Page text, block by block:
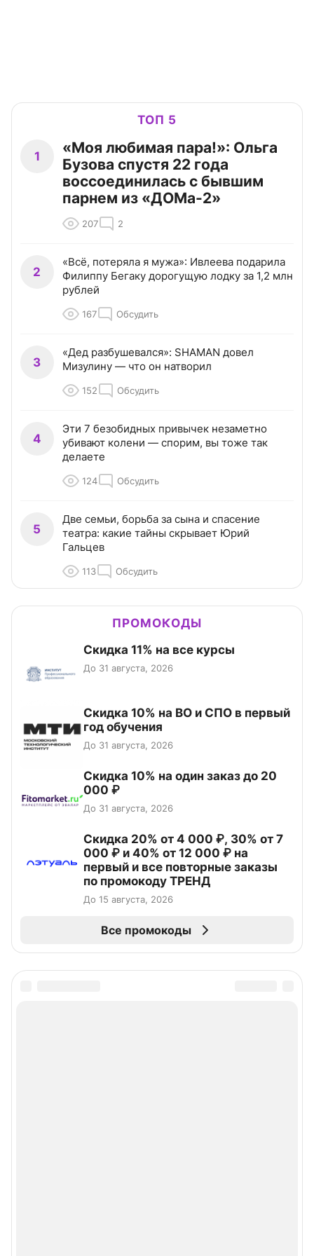
ТОП 5
1
«Моя любимая пара!»: Ольга
Бузова спустя 22 года
воссоединилась с бывшим
парнем из «ДОМа-2»
207 2
2
«Всё, потеряла я мужа»: Ивлеева подарила
Филиппу Бегаку дорогущую лодку за 1,2 млн
рублей
167 Обсудить
3
«Дед разбушевался»: SHAMAN довел
Мизулину — что он натворил
152 Обсудить
4
Эти 7 безобидных привычек незаметно
убивают колени — спорим, вы тоже так
делаете
124 Обсудить
5
Две семьи, борьба за сына и спасение
театра: какие тайны скрывает Юрий
Гальцев
113 Обсудить
ПРОМОКОДЫ
Скидка 11% на все курсы
До 31 августа, 2026
Скидка 10% на ВО и СПО в первый
год обучения
До 31 августа, 2026
Скидка 10% на один заказ до 20
000 ₽
До 31 августа, 2026
Скидка 20% от 4 000 ₽, 30% от 7
000 ₽ и 40% от 12 000 ₽ на
первый и все повторные заказы
по промокоду ТРЕНД
До 15 августа, 2026
Все промокоды